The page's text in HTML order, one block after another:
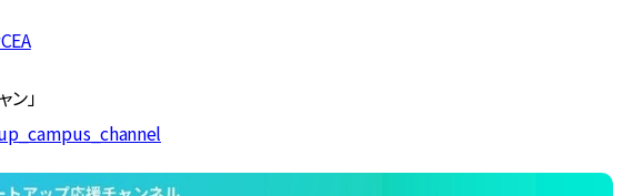
」